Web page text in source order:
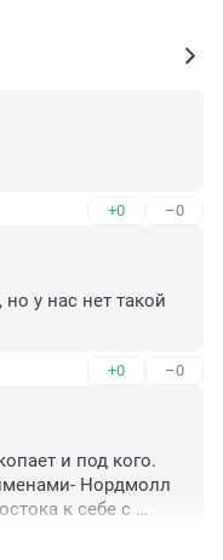
+0 –0
у нас нет такой
+0 –0
и под кого.
Нордмолл
к себе с